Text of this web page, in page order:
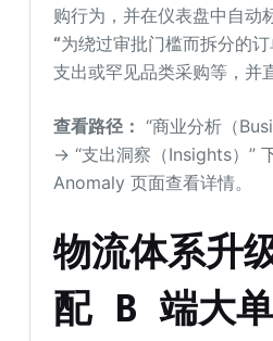
购行为，并在仪表盘中自动
“为绕过审批门槛而拆分的
支出或罕见品类采购等，并
查看路径： “商业分析（
→ “支出洞察（Insights）”
Anomaly 页面查看详情。
物流体系升
配 B 端大单